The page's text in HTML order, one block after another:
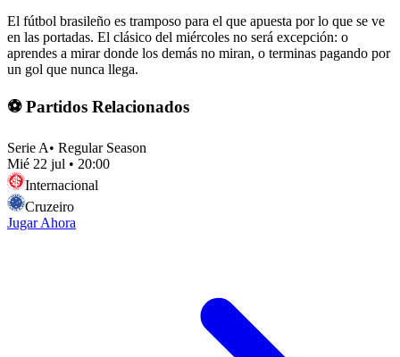
El fútbol brasileño es tramposo para el que apuesta por lo que se ve
en las portadas. El clásico del miércoles no será excepción: o
aprendes a mirar donde los demás no miran, o terminas pagando por
un gol que nunca llega.
⚽ Partidos Relacionados
Serie A• Regular Season
Mié 22 jul • 20:00
Internacional
Cruzeiro
Jugar Ahora